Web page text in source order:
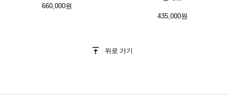
660,000원
435,000원
위로 가기